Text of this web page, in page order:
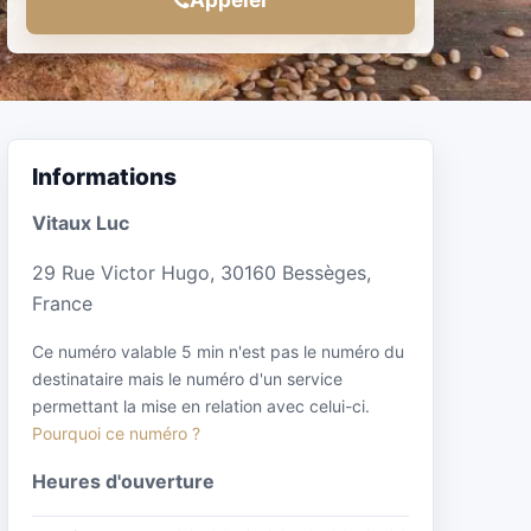
Informations
Vitaux Luc
29 Rue Victor Hugo, 30160 Bessèges,
France
Ce numéro valable 5 min n'est pas le numéro du
destinataire mais le numéro d'un service
permettant la mise en relation avec celui-ci.
Pourquoi ce numéro ?
Heures d'ouverture